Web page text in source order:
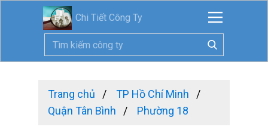
Chi Tiết Công Ty
Trang chủ
TP Hồ Chí Minh
Quận Tân Bình
Phường 18